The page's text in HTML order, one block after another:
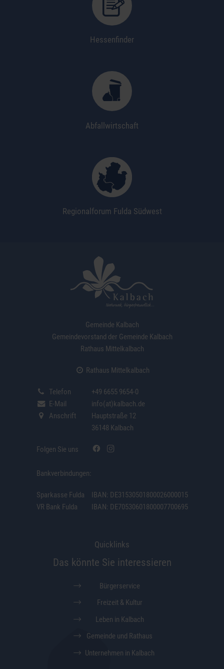
Hessenfinder
Abfallwirtschaft
Regionalforum Fulda Südwest
Gemeinde Kalbach
Gemeindevorstand der Gemeinde Kalbach
Rathaus Mittelkalbach
Rathaus Mittelkalbach
Telefon
+49 6655 9654-0
E-Mail
info(at)kalbach.de
Anschrift
Hauptstraße 12
36148 Kalbach
Folgen Sie uns
Bankverbindungen:
Sparkasse Fulda
VR Bank Fulda
IBAN: DE31530501800026000015
IBAN: DE70530601800007700695
Quicklinks
Das könnte Sie interessieren
Bürgerservice
Freizeit & Kultur
Leben in Kalbach
Gemeinde und Rathaus
Unternehmen in Kalbach